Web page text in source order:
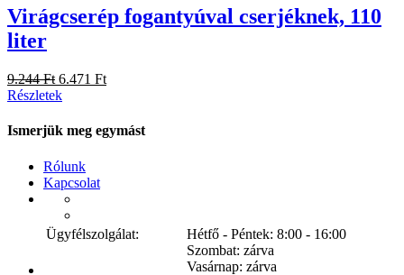
Virágcserép fogantyúval cserjéknek, 110
liter
9.244 Ft 6.471 Ft
Részletek
Ismerjük meg egymást
Rólunk
Kapcsolat
Ügyfélszolgálat:
Hétfő - Péntek: 8:00 - 16:00
Szombat: zárva
Vasárnap: zárva